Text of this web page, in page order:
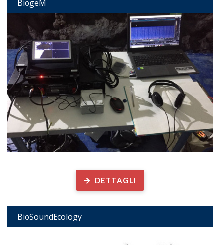
BiogeM
DETTAGLI
BioSoundEcology